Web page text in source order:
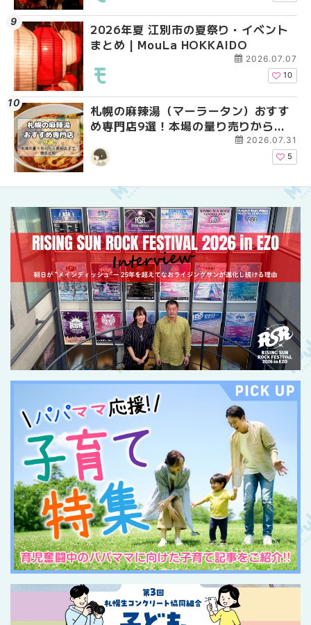
2026年夏 江別市の夏祭り・イベント
まとめ | MouLa HOKKAIDO
2026.07.07
10
札幌の麻辣湯（マーラータン）おすす
め専門店9選！本場の量り売りから最
新店まで徹底比較 | MouLa
HOKKAIDO
2026.07.31
5
2026年夏 札幌市中央
ベントまとめ |
2026年夏 恵庭市・千
イベントまとめ |
【新千歳空港】新カー
業。「SUPER
ーパーラウンジアネッ
介！！ | MouLa
2026年夏 札幌市南区
ントまとめ | MouLa